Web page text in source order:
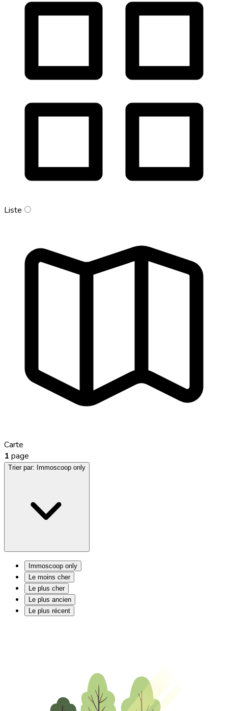
Liste
Carte
1 page
Trier par: Immoscoop only
Immoscoop only
Le moins cher
Le plus cher
Le plus ancien
Le plus récent